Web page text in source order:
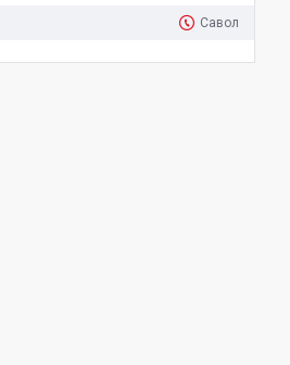
Савол